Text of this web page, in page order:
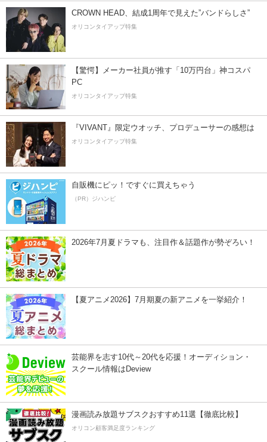
CROWN HEAD、結成1周年で見えた”バンドらしさ”
オリコンタイアップ特集
【驚愕】メーカー社員が推す「10万円台」神コスパ
PC
オリコンタイアップ特集
『VIVANT』限定ウオッチ、プロデューサーの感想は
オリコンタイアップ特集
自販機にピッ！ですぐに買えちゃう
（PR）ジハンピ
2026年7月夏ドラマも、注目作＆話題作が勢ぞろい！
【夏アニメ2026】7月期夏の新アニメを一挙紹介！
芸能界を志す10代～20代を応援！オーディション・
スクール情報はDeview
漫画読み放題サブスクおすすめ11選【徹底比較】
オリコン顧客満足度ランキング